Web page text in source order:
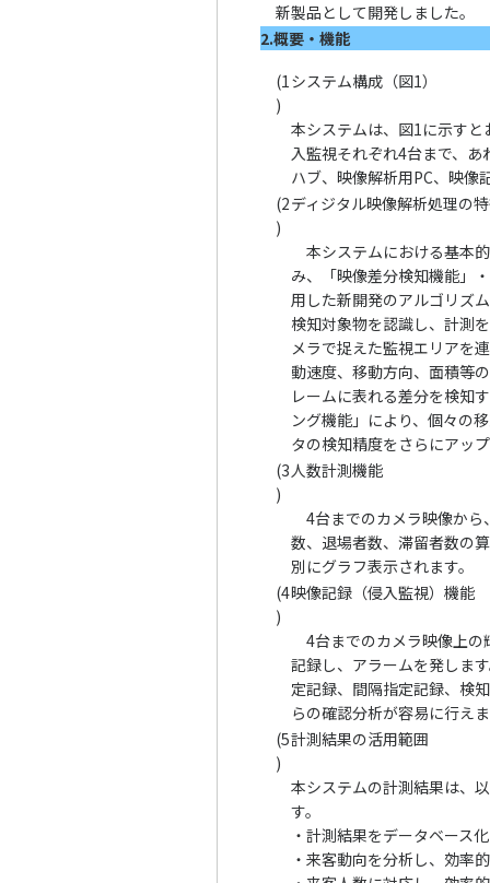
新製品として開発しました。
2.概要・機能
(1
)
システム構成（図1）
本システムは、 図1に示すと
入監視それぞれ4台まで、
ハブ、映像解析用PC、映像
(2
)
ディジタル映像解析処理の
本システムにおける基本
み、「映像差分検知機能」
用した新開発のアルゴリズ
検知対象物を認識し、計測
メラで捉えた監視エリアを
動速度、移動方向、面積等
レームに表れる差分を検知
ング機能」により、個々の
タの検知精度をさらにアッ
(3
)
人数計測機能
4台までのカメラ映像から
数、退場者数、滞留者数の
別にグラフ表示されます。
(4
)
映像記録（侵入監視）機能
4台までのカメラ映像上の
記録し、アラームを発しま
定記録、間隔指定記録、検
らの確認分析が容易に行え
(5
)
計測結果の活用範囲
本システムの計測結果は、
す。
・計測結果をデータベース
・来客動向を分析し、効率